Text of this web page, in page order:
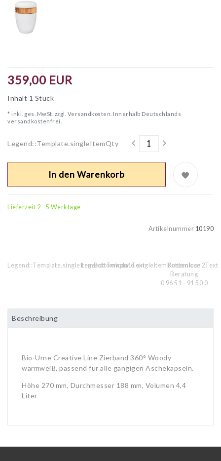
359,00 EUR
Inhalt 1 Stück
* inkl. ges. MwSt. zzgl. Versandkosten. Innerhalb Deutschlands
versandkostenfrei.
Legend::Template.singleItemQty
In den Warenkorb
Lieferzeit 2 - 5 Werktage
Artikelnummer 10190
Legend::Template.singleItemBottomIcon1TextLegend::Template.singleItemBottomIcon2Text
Kostenlose
Beratung
0 96 51 - 91 50 0
Beschreibung
Bio-Urne Creative Line Zierband 360° Woody
warmweiß, passend für alle gängigen Aschekapseln.
Höhe 270 mm, Durchmesser 188 mm, Volumen 4,4
Liter